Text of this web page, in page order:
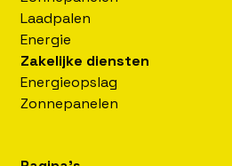
Laadpalen
Energie
Zakelijke diensten
Energieopslag
Zonnepanelen